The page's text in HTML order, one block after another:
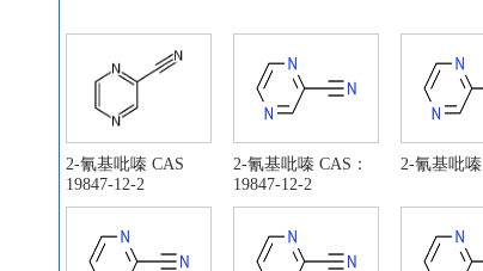
2-氰基吡嗪 CAS
19847-12-2
2-氰基吡嗪 CAS：
19847-12-2
2-氰基吡嗪